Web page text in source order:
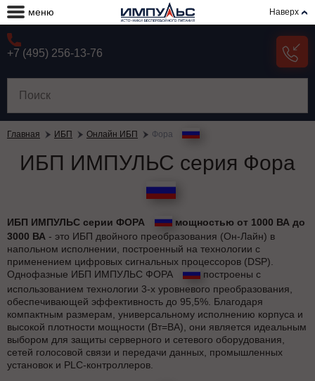
меню Наверх
+7 (495) 256-13-76
Главная ИБП Онлайн ИБП Фора
ИБП ИМПУЛЬС серия Фора
ИБП ИМПУЛЬС серии ФОРА
мощностью от 1000 ВА до
3000 ВА - это ИБП двойного преобразования (Он-Лайн) в
напольном исполнении, построенный на технологии с
применением цифровых сигнальных процессоров (DSP).
Однофазные ИБП ИМПУЛЬС ФОРА
построены с
использованием технологии 3-х уровневого преобразования,
обеспечивающей эффективность до 95,5%. Благодаря
компактным размерам, универсальному исполнению корпуса и
высокой плотности мощности (Вт=ВА), они является идеальным
выбором для защиты серверного и сетевого оборудования,
сетей голосовой связи и передачи данных, промышленных
установок и PLC-контроллеров.